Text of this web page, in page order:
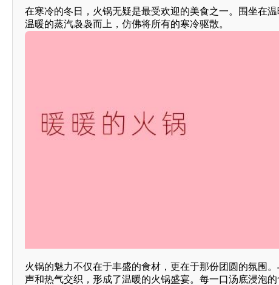
在寒冷的冬日，火锅无疑是最受欢迎的美食之一。围坐在
温暖的蒸汽袅袅而上，仿佛将所有的寒冷驱散。
火锅的魅力不仅在于丰盛的食材，更在于那份团圆的氛围
声和热气交织，形成了温暖的火锅盛宴。每一口汤底浸泡